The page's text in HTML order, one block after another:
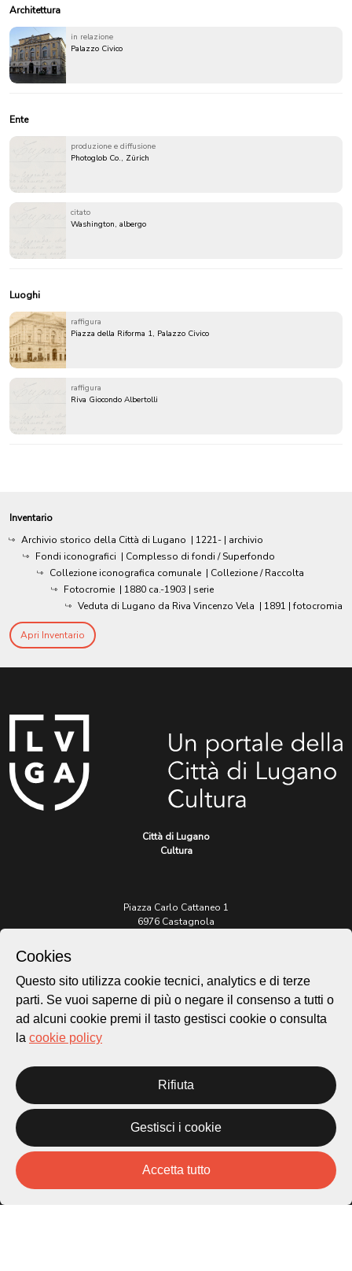
Architettura
in relazione
Palazzo Civico
Ente
produzione e diffusione
Photoglob Co., Zürich
citato
Washington, albergo
Luoghi
raffigura
Piazza della Riforma 1, Palazzo Civico
raffigura
Riva Giocondo Albertolli
Inventario
Archivio storico della Città di Lugano | 1221- | archivio
Fondi iconografici | Complesso di fondi / Superfondo
Collezione iconografica comunale | Collezione / Raccolta
Fotocromie | 1880 ca.-1903 | serie
Veduta di Lugano da Riva Vincenzo Vela | 1891 | fotocromia
Apri Inventario
Città di Lugano
Cultura
Piazza Carlo Cattaneo 1
6976 Castagnola
Per informazioni:
patrimonio@lugano.ch
t. +41 58 866 68 50
Cookie policy
Privacy Policy
Credits
Homepage
Mappa
Storie
Cookies
Questo sito utilizza cookie tecnici, analytics e di terze
parti. Se vuoi saperne di più o negare il consenso a tutti o
ad alcuni cookie premi il tasto gestisci cookie o consulta
la cookie policy
Rifiuta
Gestisci i cookie
Accetta tutto